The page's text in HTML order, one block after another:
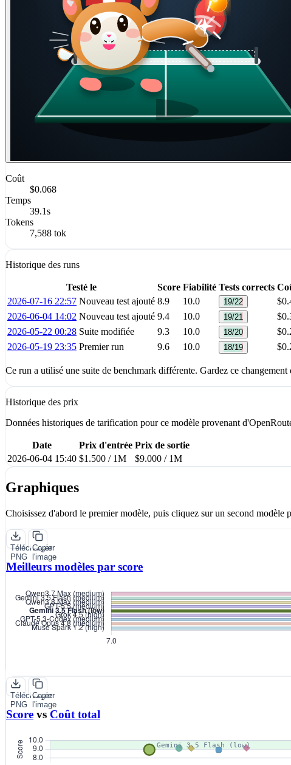
Coût
$0.068
Temps
39.1s
Tokens
7,588 tok
Historique des runs
Testé le Score Fiabilité Tests corrects
2026-07-16 22:57 Nouveau test ajouté 8.9 10.0 19/22
2026-06-04 14:02 Nouveau test ajouté 9.4 10.0 19/21
2026-05-22 00:28 Suite modifiée 9.3 10.0 18/20
2026-05-19 23:35 Premier run 9.6 10.0 18/19
Ce run a utilisé une suite de benchmark différente. Gardez ce
Historique des prix
Données historiques de tarification pour ce modèle provenant
Date Prix d'entrée Prix de sortie
2026-06-04 15:40 $1.500 / 1M $9.000 / 1M
Graphiques
Choisissez d'abord le premier modèle, puis cliquez sur un second modèle
Télécharger
PNG
Copier
l'image
Meilleurs modèles par score
Télécharger
PNG
Copier
l'image
Score vs Coût total